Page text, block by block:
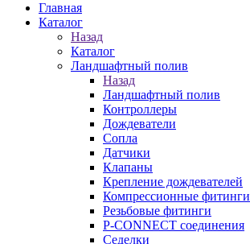
Главная
Каталог
Назад
Каталог
Ландшафтный полив
Назад
Ландшафтный полив
Контроллеры
Дождеватели
Сопла
Датчики
Клапаны
Крепление дождевателей
Компрессионные фитинги
Резьбовые фитинги
P-CONNECT соединения
Седелки